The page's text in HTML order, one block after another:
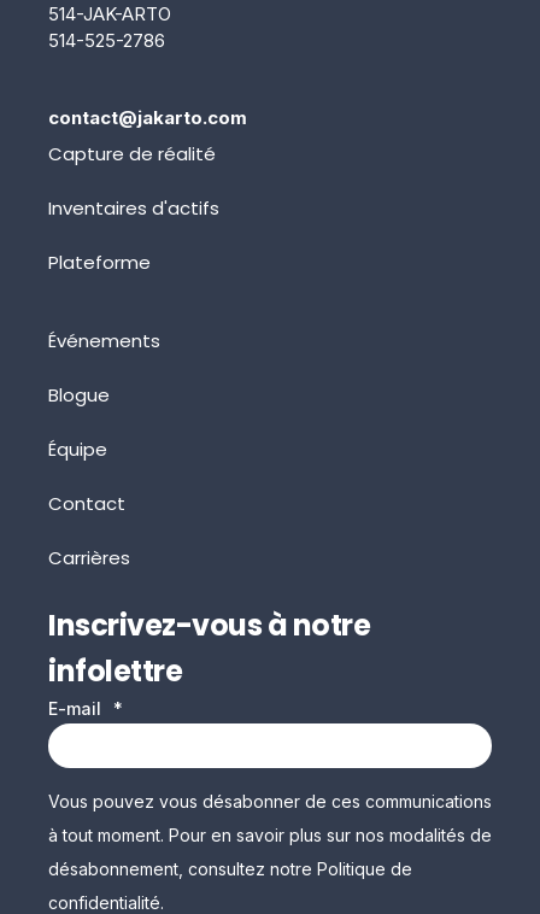
514-JAK-ARTO
514-525-2786
contact@jakarto.com
Capture de réalité
Inventaires d'actifs
Plateforme
Événements
Blogue
Équipe
Contact
Carrières
Inscrivez-vous à notre
infolettre
E-mail *
Vous pouvez vous désabonner de ces communications
à tout moment. Pour en savoir plus sur nos modalités de
désabonnement, consultez notre Politique de
confidentialité.